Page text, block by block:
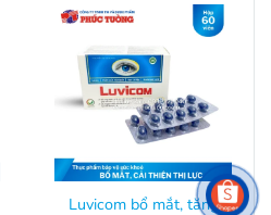
Luvicom bổ mắt, tăng